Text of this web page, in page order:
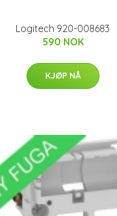
Logitech 920-008683
590 NOK
KJØP NÅ